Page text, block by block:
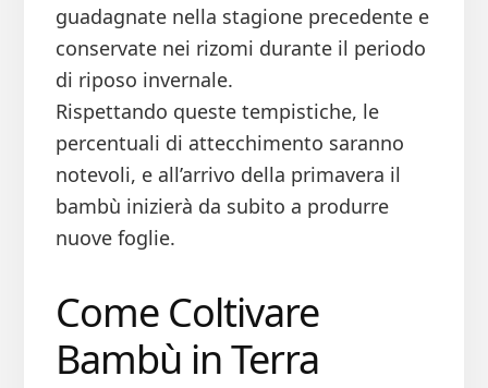
guadagnate nella stagione precedente e
conservate nei rizomi durante il periodo
di riposo invernale.
Rispettando queste tempistiche, le
percentuali di attecchimento saranno
notevoli, e all’arrivo della primavera il
bambù inizierà da subito a produrre
nuove foglie.
Come Coltivare
Bambù in Terra